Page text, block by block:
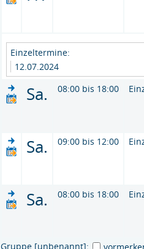
Einzeltermine:
12.07.2024
Sa. 08:00 bis 18:00
Sa. 09:00 bis 12:00
Sa. 08:00 bis 18:00
Gruppe [unbenannt]: